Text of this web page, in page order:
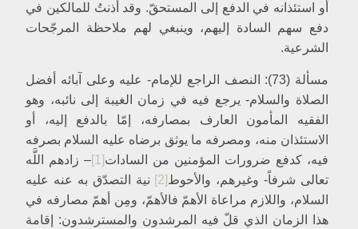
المبحث الثالث في الوضوء
الفصل الأول في أجزائه‏
الفصل الثاني وضوء الجبيرة
الفصل الثالث في شرائط الوضوء
الفصل الرابع في أحكام الخلل
الفصل الخامس في نواقض الوضوء
الفصل السادس حكم المبطون والمسلوس‏
الفصل السابع غايات الوضوء وسننه‏
المبحث الرابع في الغسل‏
المقصد الأوّل في غسل الجنابة
الفصل الأول في سبب الجنابة وبعض أحكامها
الفصل الثاني في ما يتوقّف صحّته أو جوازه على غسل الجنابة
أو استئذانه في الدفع إلى المستحقّ. وقد أذنتُ للمالكين في
دفع سهم السادة إليهم، وينبغي لهم ملاحظة المرجّحات
الشرعية.
مسألة (73): النصف الراجع للإمام- عليه وعلى آبائه أفضل
الصلاة والسلام- يرجع فيه في زمان الغيبة إلى نائبه، وهو
الفقيه المأمون العارف بمصارفه، إمّا بالدفع إليه، أو
الاستئذان منه، ومصرفه ما يوثق برضاه عليه السلام بصرفه
فيه، كدفع ضرورات المؤمنين من السادات‏[1]
– زادهم اللَّه
تعالى شرفاً- وغيرهم، والأحوط[2]
نية التصدّق به عنه عليه
السلام، واللازم مراعاة الأهمّ فالأهمّ، ومِن أهمّ مصارفه في
هذا الزمان الذي قلّ فيه المرشدون والمسترشدون: إقامة